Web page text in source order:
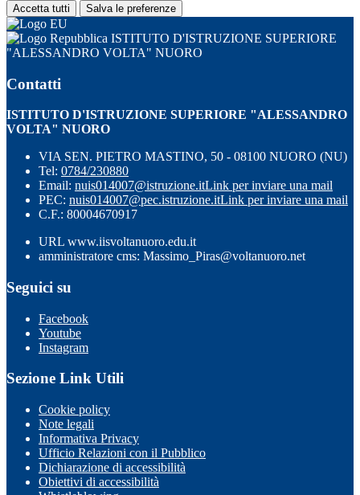
Accetta tutti Salva le preferenze
ISTITUTO D'ISTRUZIONE SUPERIORE
"ALESSANDRO VOLTA" NUORO
Contatti
ISTITUTO D'ISTRUZIONE SUPERIORE "ALESSANDRO
VOLTA" NUORO
VIA SEN. PIETRO MASTINO, 50 - 08100 NUORO (NU)
Tel: 0784/230880
Email: nuis014007@istruzione.itLink per inviare una mail
PEC: nuis014007@pec.istruzione.itLink per inviare una mail
C.F.: 80004670917
URL www.iisvoltanuoro.edu.it
amministratore cms: Massimo_Piras@voltanuoro.net
Seguici su
Facebook
Youtube
Instagram
Sezione Link Utili
Cookie policy
Note legali
Informativa Privacy
Ufficio Relazioni con il Pubblico
Dichiarazione di accessibilità
Obiettivi di accessibilità